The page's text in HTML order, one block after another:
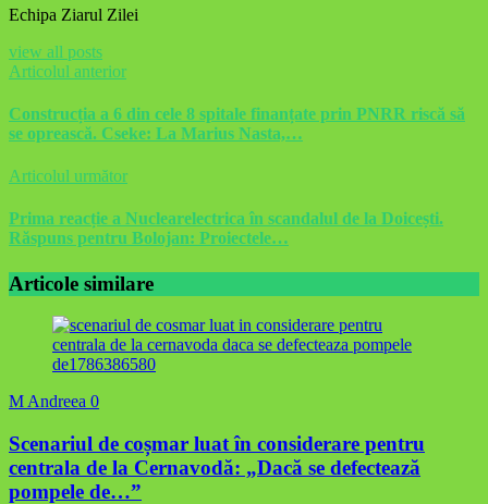
Echipa Ziarul Zilei
view all posts
Articolul anterior
Construcția a 6 din cele 8 spitale finanțate prin PNRR riscă să
se oprească. Cseke: La Marius Nasta,…
Articolul următor
Prima reacție a Nuclearelectrica în scandalul de la Doicești.
Răspuns pentru Bolojan: Proiectele…
Articole similare
M Andreea 0
Scenariul de coșmar luat în considerare pentru
centrala de la Cernavodă: „Dacă se defectează
pompele de…”